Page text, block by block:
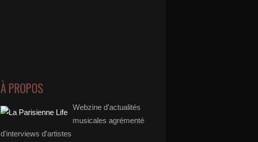
À PROPOS
Webzine d'actualités
musicales agrémenté
d'interviews d'artistes